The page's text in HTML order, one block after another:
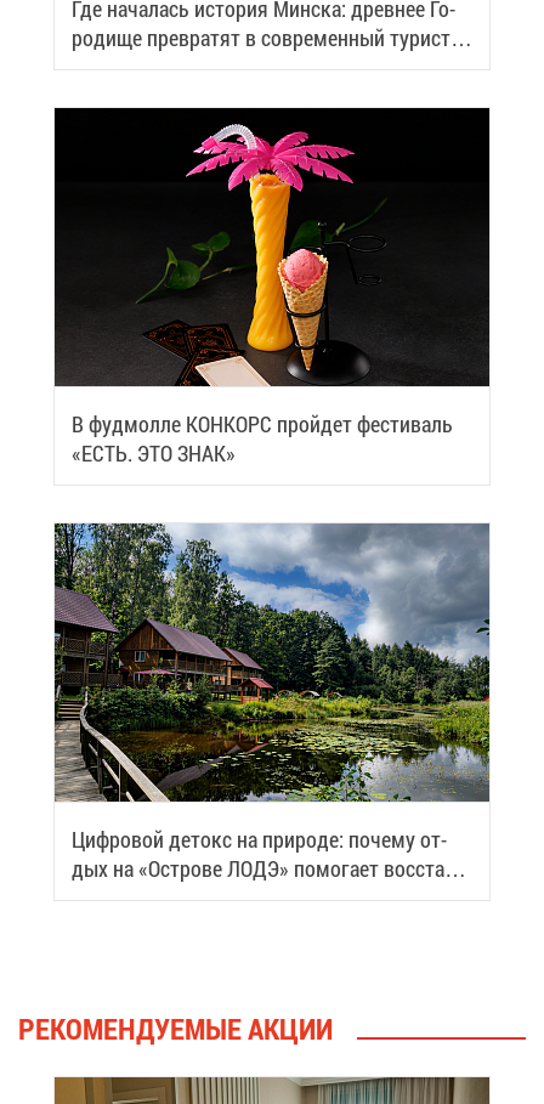
Где на­ча­лась ис­то­рия Мин­ска: древ­нее Го­
ро­ди­ще пре­вра­тят в со­вре­мен­ный ту­ри­сти­
че­ский центр
В фуд­мол­ле КОН­КОРС прой­дет фе­сти­валь
«ЕСТЬ. ЭТО ЗНАК»
Циф­ро­вой де­токс на при­ро­де: по­че­му от­
дых на «Ост­ро­ве ЛОДЭ» по­мо­га­ет вос­ста­но­
вить си­лы
РЕ­КО­МЕН­ДУ­Е­МЫЕ АК­ЦИИ